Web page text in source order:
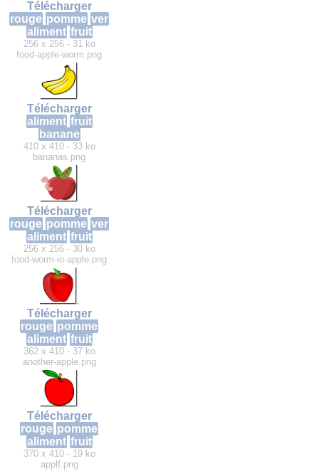
Télécharger
rouge pomme ver
aliment fruit
256 x 256 - 31 ko
food-apple-worm.png
Télécharger
aliment fruit
banane
410 x 410 - 33 ko
bananas.png
Télécharger
rouge pomme ver
aliment fruit
256 x 256 - 30 ko
food-worm-in-apple.png
Télécharger
rouge pomme
aliment fruit
362 x 410 - 37 ko
another-apple.png
Télécharger
rouge pomme
aliment fruit
370 x 410 - 19 ko
applf.png